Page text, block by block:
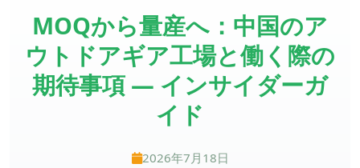
MOQから量産へ：中国のア
ウトドアギア工場と働く際の
期待事項 — インサイダーガ
イド
2026年7月18日